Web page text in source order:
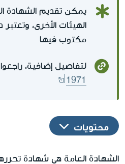
يمكن تقديم الشهادة
الهيئات الأخرى،
مكتوب فيها
لتفاصيل إضافية، راجعوا
1971
محتويات
الشهادة العامة هي شهادة